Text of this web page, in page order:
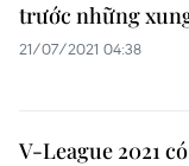
trước những
21/07/2021 04:38
V-League 2021